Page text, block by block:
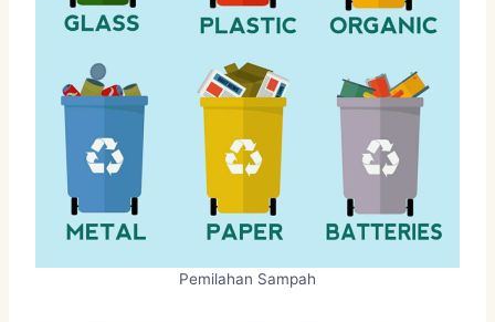
Pemilahan Sampah